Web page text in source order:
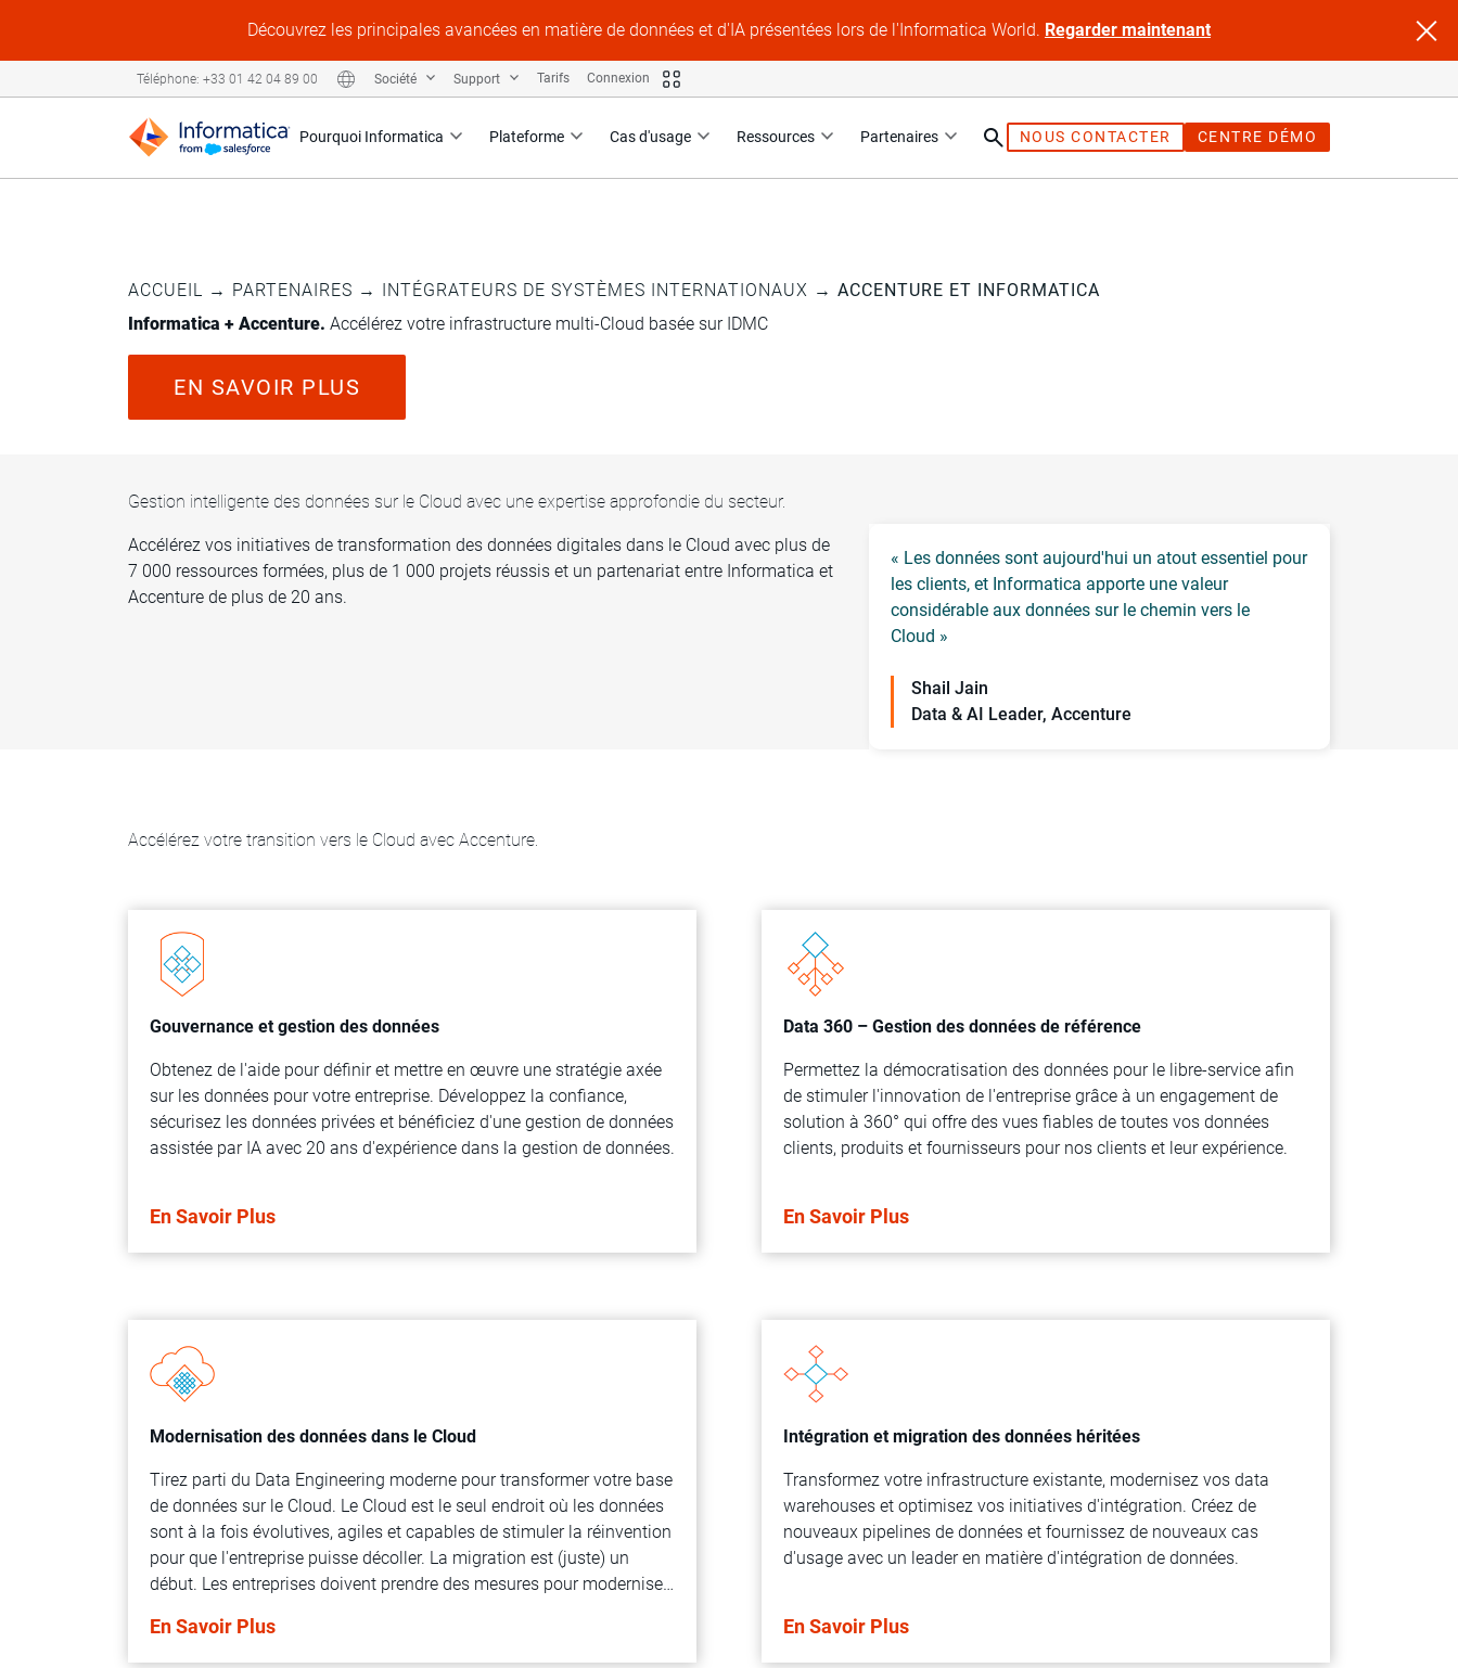
Découvrez les principales avancées en matière de données et d'IA présentées lors de l'Informatica World. Regarder maintenant
Pourquoi Informatica Plateforme Cas d'usage Ressources Partenaires NOUS CONTACTER CENTRE DÉMO
Téléphone: +33 01 42 04 89 00 Société Support Tarifs Connexion
ACCUEIL → PARTENAIRES → INTÉGRATEURS DE SYSTÈMES INTERNATIONAUX → ACCENTURE ET INFORMATICA
Informatica + Accenture. Accélérez votre infrastructure multi-Cloud basée sur IDMC
EN SAVOIR PLUS
Gestion intelligente des données sur le Cloud avec une expertise approfondie du secteur.
Accélérez vos initiatives de transformation des données digitales dans le Cloud avec plus de
7 000 ressources formées, plus de 1 000 projets réussis et un partenariat entre Informatica et
Accenture de plus de 20 ans.
« Les données sont aujourd'hui un atout essentiel pour
les clients, et Informatica apporte une valeur
considérable aux données sur le chemin vers le
Cloud »
Shail Jain
Data & AI Leader, Accenture
Accélérez votre transition vers le Cloud avec Accenture.
Gouvernance et gestion des données
Obtenez de l'aide pour définir et mettre en œuvre une stratégie axée
sur les données pour votre entreprise. Développez la confiance,
sécurisez les données privées et bénéficiez d'une gestion de données
assistée par IA avec 20 ans d'expérience dans la gestion de données.
En Savoir Plus
Modernisation des données dans le Cloud
Tirez parti du Data Engineering moderne pour transformer votre base
de données sur le Cloud. Le Cloud est le seul endroit où les données
sont à la fois évolutives, agiles et capables de stimuler la réinvention
pour que l'entreprise puisse décoller. La migration est (juste) un
début. Les entreprises doivent prendre des mesures pour moderniser
avec des données et une innovation dans le Cloud à portée de main.
En Savoir Plus
Data 360 – Gestion des données de référence
Permettez la démocratisation des données pour le libre-service afin
de stimuler l'innovation de l'entreprise grâce à un engagement de
solution à 360° qui offre des vues fiables de toutes vos données
clients, produits et fournisseurs pour nos clients et leur expérience.
En Savoir Plus
Intégration et migration des données héritées
Transformez votre infrastructure existante, modernisez vos data
warehouses et optimisez vos initiatives d'intégration. Créez de
nouveaux pipelines de données et fournissez de nouveaux cas
d'usage avec un leader en matière d'intégration de données.
En Savoir Plus